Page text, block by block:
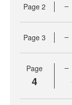
Page 2
Page 3
Page
4